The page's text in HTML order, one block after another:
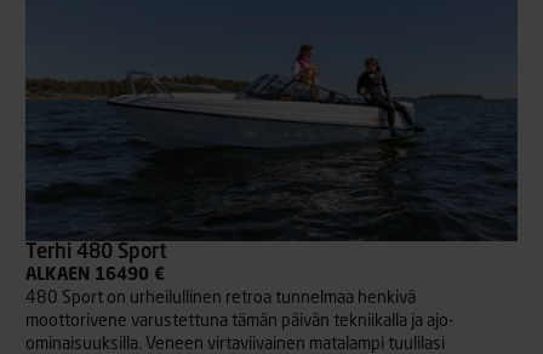
Terhi 480 Sport
ALKAEN 16490 €
480 Sport on urheilullinen retroa tunnelmaa henkivä
moottorivene varustettuna tämän päivän tekniikalla ja ajo-
ominaisuuksilla. Veneen virtaviivainen matalampi tuulilasi